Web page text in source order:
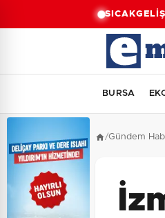
SICAK
BURSA
/Gündem